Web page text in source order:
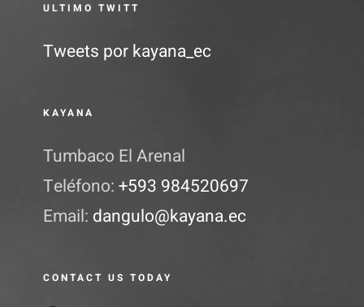
ULTIMO TWITT
Tweets por kayana_ec
KAYANA
Tumbaco El Arenal
Teléfono:+593 984520697
Email: dangulo@kayana.ec
CONTACT US TODAY